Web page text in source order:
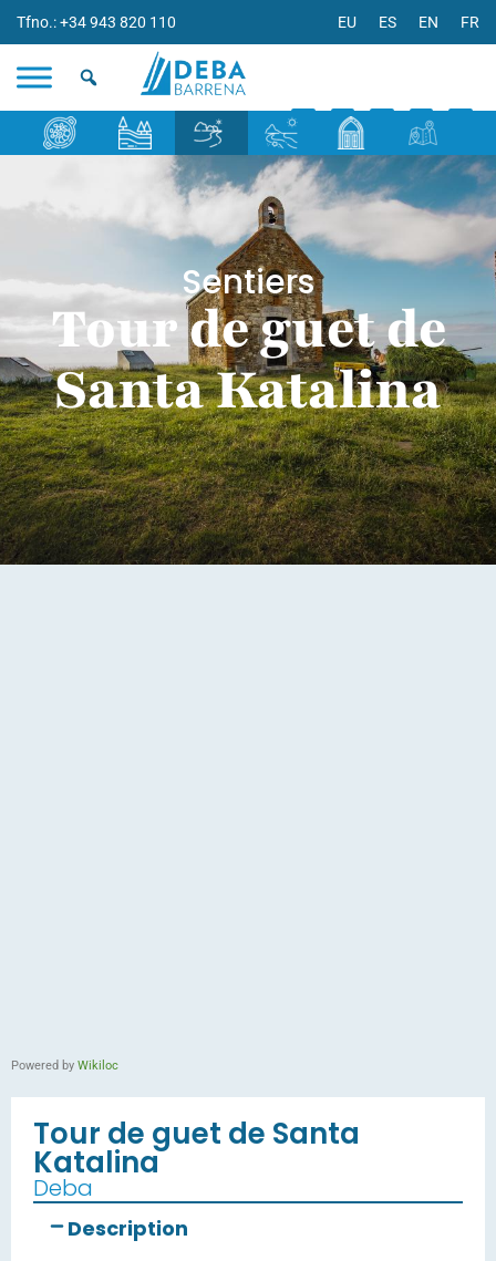
Tfno.: +34 943 820 110 EU ES EN FR
Sentiers
Tour de guet de
Santa Katalina
Powered by Wikiloc
Tour de guet de Santa
Katalina
Deba
Description